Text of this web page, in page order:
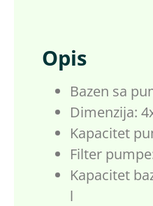
Opis
Bazen sa
Dimenzija:
Kapacitet
Filter
Kapacitet
l